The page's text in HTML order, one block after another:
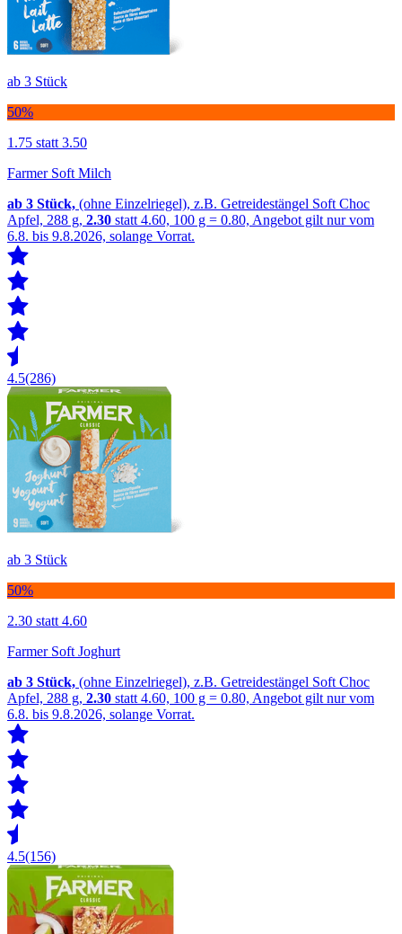
ab 3 Stück
50%
1.75 statt 3.50
Farmer Soft Milch
ab 3 Stück, (ohne Einzelriegel), z.B. Getreidestängel Soft Choc
Apfel, 288 g, 2.30 statt 4.60, 100 g = 0.80, Angebot gilt nur vom
6.8. bis 9.8.2026, solange Vorrat.
4.5(286)
ab 3 Stück
50%
2.30 statt 4.60
Farmer Soft Joghurt
ab 3 Stück, (ohne Einzelriegel), z.B. Getreidestängel Soft Choc
Apfel, 288 g, 2.30 statt 4.60, 100 g = 0.80, Angebot gilt nur vom
6.8. bis 9.8.2026, solange Vorrat.
4.5(156)